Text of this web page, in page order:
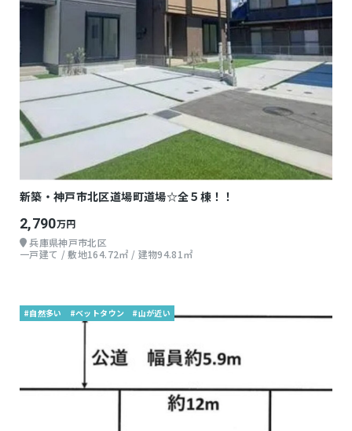
新築・神戸市北区道場町道場☆全５棟！！
2,790万円
兵庫県神戸市北区
一戸建て / 敷地164.72㎡ / 建物94.81㎡
#自然多い #ベットタウン #山が近い